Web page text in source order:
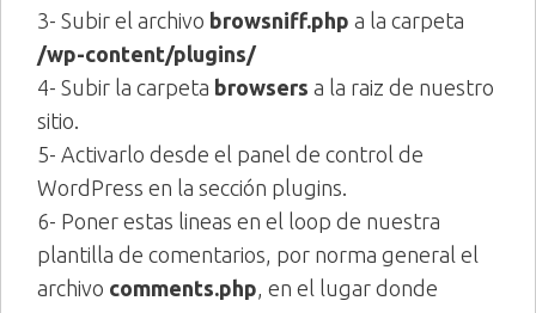
3- Subir el archivo browsniff.php a la carpeta
/wp-content/plugins/
4- Subir la carpeta browsers a la raiz de nuestro
sitio.
5- Activarlo desde el panel de control de
WordPress en la sección plugins.
6- Poner estas lineas en el loop de nuestra
plantilla de comentarios, por norma general el
archivo comments.php , en el lugar donde